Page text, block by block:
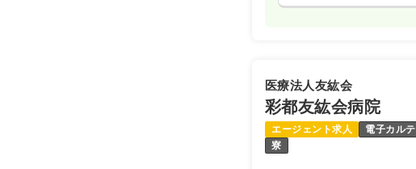
医療法人友紘会
彩都友紘会病院
エージェント求人 電子カルテ
寮